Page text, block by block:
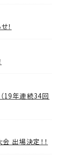
！
19年連続34回
出場決定！！